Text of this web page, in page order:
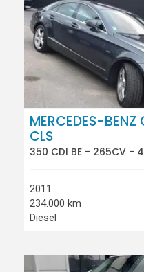
MERCEDES-BENZ
CLS
350 CDI BE - 265CV -
2011
234.000 km
Diesel